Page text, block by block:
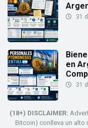
31
en
31
(18+) DISCLAIMER:
Bitcoin) conlleva un alto